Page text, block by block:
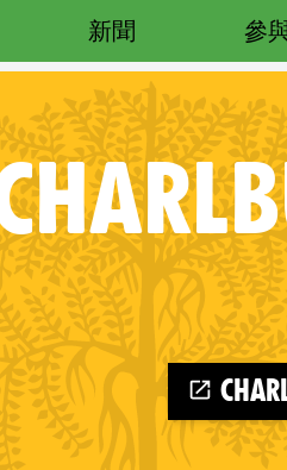
參
新聞
Follow